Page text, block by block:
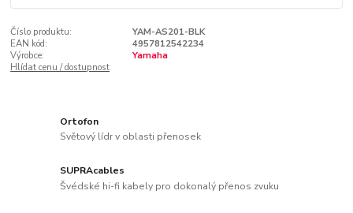
Číslo produktu:
YAM-AS201-BLK
EAN kód:
4957812542234
Výrobce:
Yamaha
Hlídat cenu / dostupnost
Ortofon
Světový lídr v oblasti přenosek
SUPRAcables
Švédské hi-fi kabely pro dokonalý přenos zvuku